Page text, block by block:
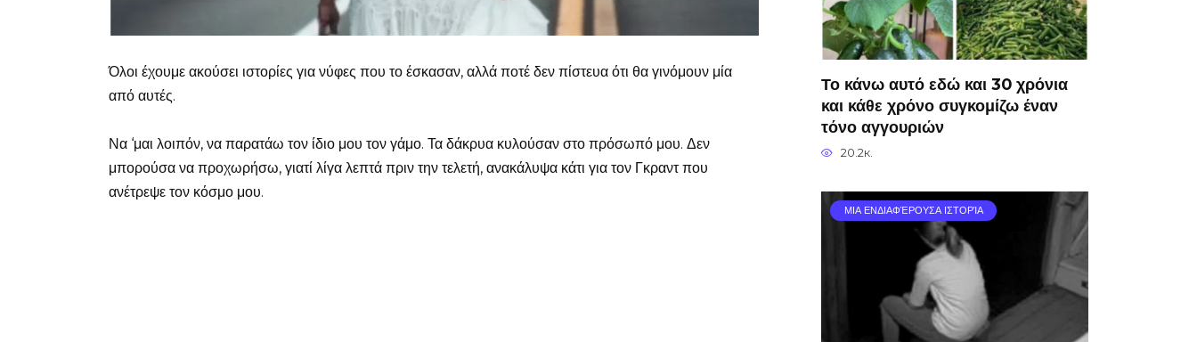
Όλοι έχουμε ακούσει ιστορίες για νύφες που το έσκασαν, αλλά ποτέ δεν πίστευα ότι θα γινόμουν μία
από αυτές.
Να ‘μαι λοιπόν, να παρατάω τον ίδιο μου τον γάμο. Τα δάκρυα κυλούσαν στο πρόσωπό μου. Δεν
μπορούσα να προχωρήσω, γιατί λίγα λεπτά πριν την τελετή, ανακάλυψα κάτι για τον Γκραντ που
ανέτρεψε τον κόσμο μου.
Το κάνω αυτό εδώ και 30 χρόνια
και κάθε χρόνο συγκομίζω έναν
τόνο αγγουριών
20.2к.
ΜΙΑ ΕΝΔΙΑΦΈΡΟΥΣΑ ΙΣΤΟΡΊΑ